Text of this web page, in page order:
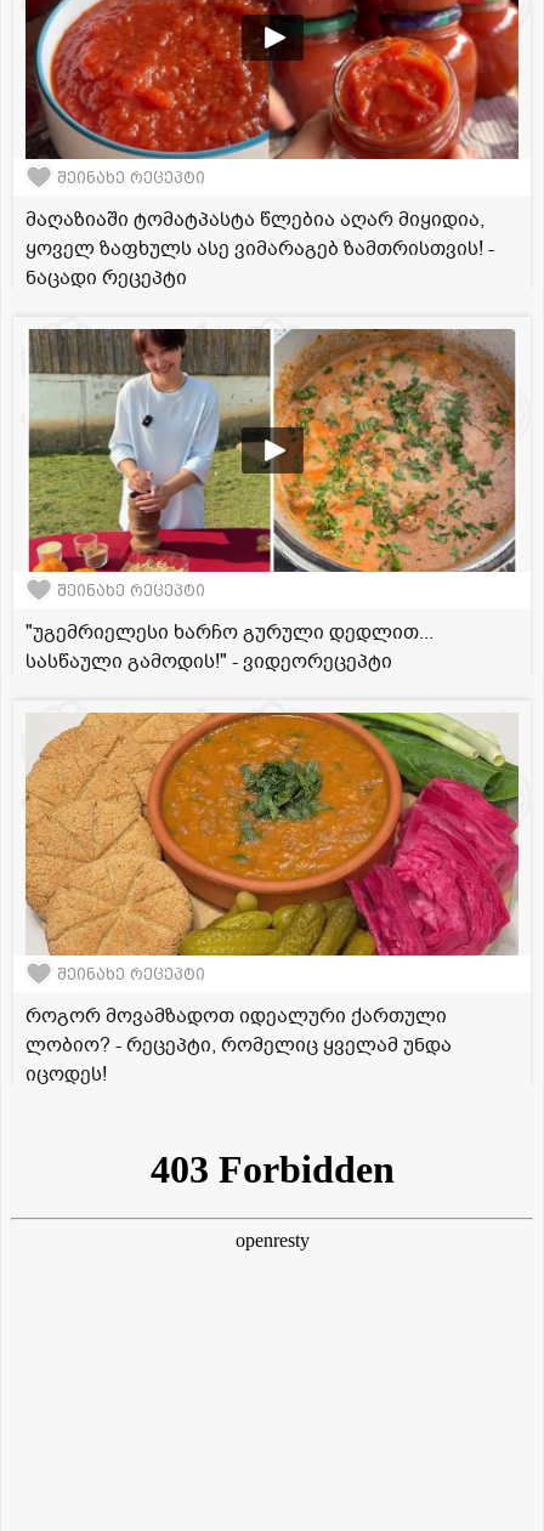
შეინახე რეცეპტი
მაღაზიაში ტომატპასტა წლებია აღარ მიყიდია,
ყოველ ზაფხულს ასე ვიმარაგებ ზამთრისთვის! -
ნაცადი რეცეპტი
შეინახე რეცეპტი
"უგემრიელესი ხარჩო გურული დედლით...
სასწაული გამოდის!" - ვიდეორეცეპტი
შეინახე რეცეპტი
როგორ მოვამზადოთ იდეალური ქართული
ლობიო? - რეცეპტი, რომელიც ყველამ უნდა
იცოდეს!